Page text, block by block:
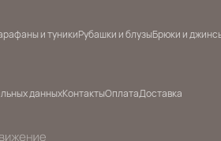
и туникиРубашки и блузыБрюки и
данныхКонтактыОплатаДоставка